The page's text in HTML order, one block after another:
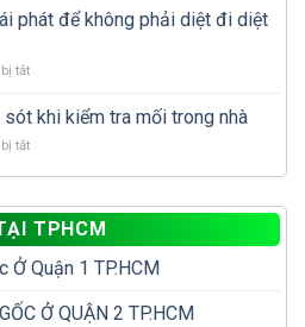
lý
diệt
mối?
hiện
phải
đã
mối?
khi
diệt
cần
gì
tránh
phát để không phải diệt đi diệt
tắtở
xử
mối
để
không
diệt
diệt
khi kiểm tra mối trong nhà
tắtở
trí
dễ
bị
bỏ
khi
TPHCM
Ở Quận 1 TP.HCM
Ở QUẬN 2 TP.HCM